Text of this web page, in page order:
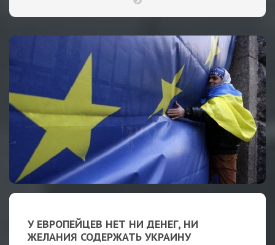
У ЕВРОПЕЙЦЕВ НЕТ НИ ДЕНЕГ, НИ
ЖЕЛАНИЯ СОДЕРЖАТЬ УКРАИНУ